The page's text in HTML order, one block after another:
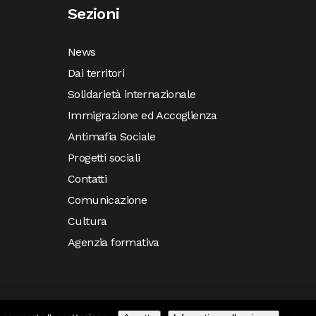
Sezioni
News
Dai territori
Solidarietà internazionale
Immigrazione ed Accoglienza
Antimafia Sociale
Progetti sociali
Contatti
Comunicazione
Cultura
Agenzia formativa